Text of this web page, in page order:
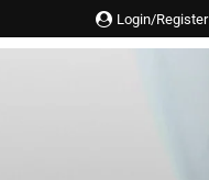
Login/Register